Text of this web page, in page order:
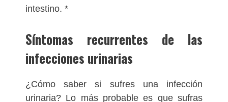
intestino. *
Síntomas recurrentes de las
infecciones urinarias
¿Cómo saber si sufres una infección
urinaria? Lo más probable es que sufras